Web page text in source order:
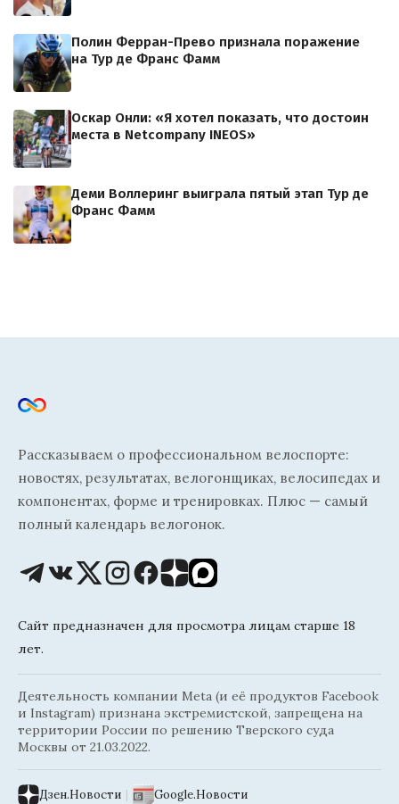
Полин Ферран-Прево признала поражение
на Тур де Франс Фамм
Оскар Онли: «Я хотел показать, что достоин
места в Netcompany INEOS»
Деми Воллеринг выиграла пятый этап Тур де
Франс Фамм
Рассказываем о профессиональном велоспорте:
новостях, результатах, велогонщиках, велосипедах и
компонентах, форме и тренировках. Плюс — самый
полный календарь велогонок.
Сайт предназначен для просмотра лицам старше 18
лет.
Деятельность компании Meta (и её продуктов Facebook
и Instagram) признана экстремистской, запрещена на
территории России по решению Тверского суда
Москвы от 21.03.2022.
Дзен.Новости | Google.Новости